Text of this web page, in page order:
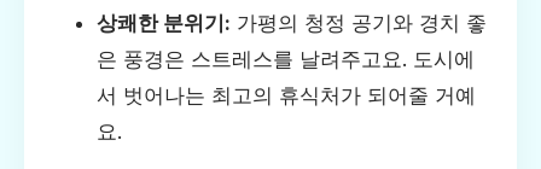
상쾌한 분위기: 가평의 청정 공기와 경치 좋
은 풍경은 스트레스를 날려주고요. 도시에
서 벗어나는 최고의 휴식처가 되어줄 거예
요.